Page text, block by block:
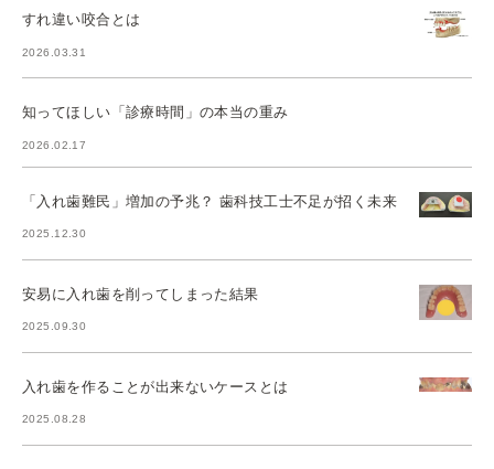
すれ違い咬合とは
2026.03.31
知ってほしい「診療時間」の本当の重み
2026.02.17
「入れ歯難民」増加の予兆？ 歯科技工士不足が招く未来
2025.12.30
安易に入れ歯を削ってしまった結果
2025.09.30
入れ歯を作ることが出来ないケースとは
2025.08.28